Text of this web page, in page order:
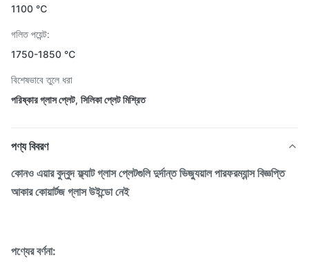
1100 ℃
গলিত পয়েন্ট:
1750-1850 ℃
বিশেষভাবে তুলে ধরা
পরিষ্কার গ্লাস প্লেট, সিলিকা প্লেট মিশ্রিত
পণ্য বিবরণ
কোনও এয়ার বুদ্বুদ ফ্ল্যাট গ্লাস প্লেটগুলি দুর্দান্ত ভিজ্যুয়াল পারফরম্যান্স বিজ্ঞপ্তি
আকার কোয়ার্টজ গ্লাস উইন্ডো নেই
পণ্যের বর্ণনা: